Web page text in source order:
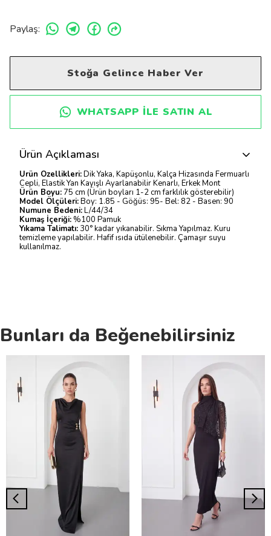
Paylaş:
Stoğa Gelince Haber Ver
WHATSAPP ILE SATIN AL
Ürün Açıklaması
Ürün Özellikleri:Dik Yaka, Kapüşonlu, Kalça Hizasında Fermuarlı
Cepli, Elastik Yan Kayışlı Ayarlanabilir Kenarlı, Erkek Mont
Ürün Boyu:75 cm (Ürün boyları 1-2 cm farklılık gösterebilir)
Model Ölçüleri:Boy: 1.85 - Göğüs: 95- Bel: 82 - Basen: 90
Numune Bedeni:L/44/34
Kumaş İçeriği: %100 Pamuk
Yıkama Talimatı:30° kadar yıkanabilir. Sıkma Yapılmaz. Kuru
temizleme yapılabilir. Hafif ısıda ütülenebilir. Çamaşır suyu
kullanılmaz.
Bunları da Beğenebilirsiniz